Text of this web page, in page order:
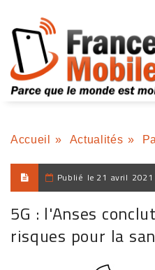
Accueil » Actualités »
Publié le 21 avril
5G : l'Anses
risques pour la